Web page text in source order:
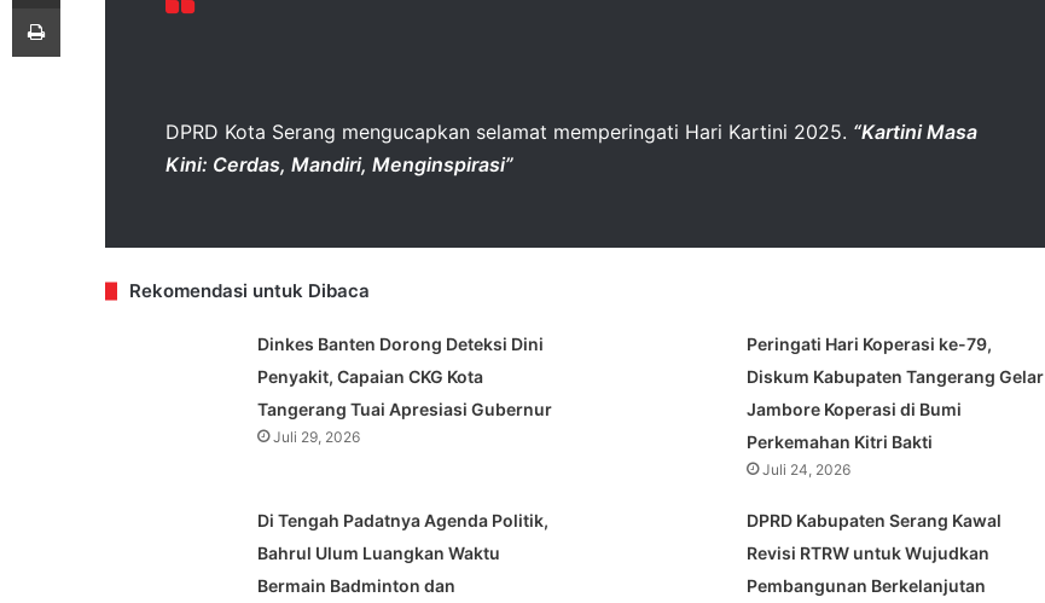
DPRD Kota Serang mengucapkan selamat memperingati Hari Kartini 2025. “Kartini Masa
Kini: Cerdas, Mandiri, Menginspirasi”
Rekomendasi untuk Dibaca
Dinkes Banten Dorong Deteksi Dini
Penyakit, Capaian CKG Kota
Tangerang Tuai Apresiasi Gubernur
Juli 29, 2026
Peringati Hari Koperasi ke-79,
Diskum Kabupaten Tangerang Gelar
Jambore Koperasi di Bumi
Perkemahan Kitri Bakti
Juli 24, 2026
Di Tengah Padatnya Agenda Politik,
Bahrul Ulum Luangkan Waktu
Bermain Badminton dan
DPRD Kabupaten Serang Kawal
Revisi RTRW untuk Wujudkan
Pembangunan Berkelanjutan